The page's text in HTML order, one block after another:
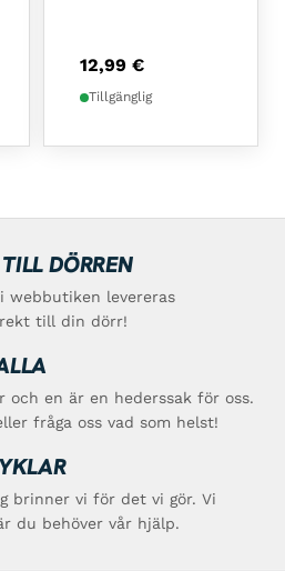
12,99 €
Tillgänglig
DÖRREN
webbutiken levereras
till din dörr!
en är en hederssak för oss.
fråga oss vad som helst!
brinner vi för det vi gör. Vi
du behöver vår hjälp.